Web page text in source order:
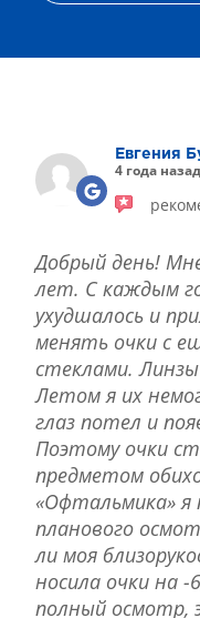
Евгения
4 года назад
Добрый день!
лет. С каждым
ухудшалось и
менять очки с
стеклами.
Летом я их
глаз потел и
Поэтому очки
предметом
«Офтальмика»
планового
ли моя
носила очки на -
полный осмотр,